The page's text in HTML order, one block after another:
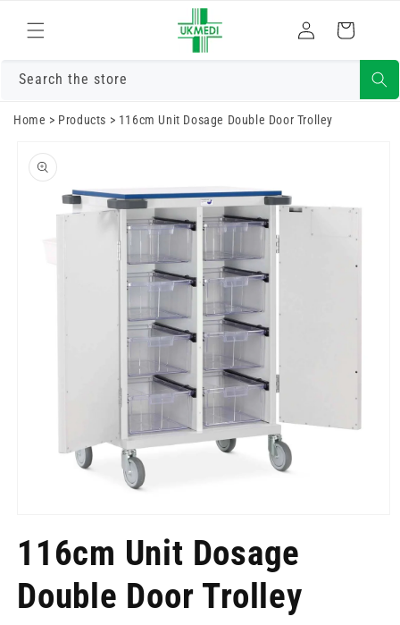
към
съдържанието
Влизам Количка
Search the store
Home > Products > 116cm Unit Dosage Double Door Trolley
информацията
за продукта
1
режим
116cm Unit Dosage
Double Door Trolley